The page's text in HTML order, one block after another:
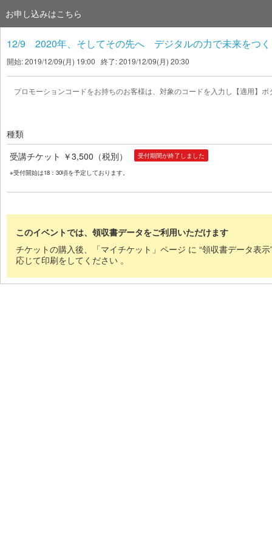
お申し込みはこちら
12/9 2020年、そしてその先へ デジタルの力で未来をつ
開始: 2019/12/09(月) 19:00 終了: 2019/12/09(月) 20:30
プロモーションコードをお持ちのお客様は、対象のコードを入力し【適用】
種類
受講チケット ￥3,500（税別）
受付期間が終了しました
※受付開始は18：30頃を予定しております。
このイベントでは、領収書データをご利用いただけます
チケットの購入後、「マイチケット」ページ に “領収書データ表
応じて印刷をしてください 。